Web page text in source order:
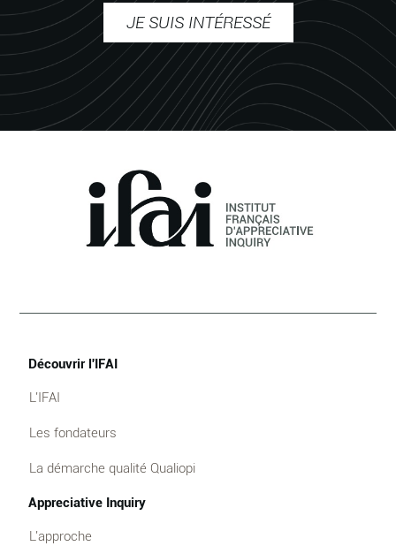
JE SUIS INTÉRESSÉ
Découvrir l'IFAI
L'IFAI
Les fondateurs
La démarche qualité Qualiopi
Appreciative Inquiry
L'approche